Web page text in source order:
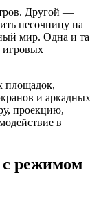
Другой —
песочницу на
мир. Одна и та
игровых
площадок,
и аркадных
проекцию,
в
с режимом